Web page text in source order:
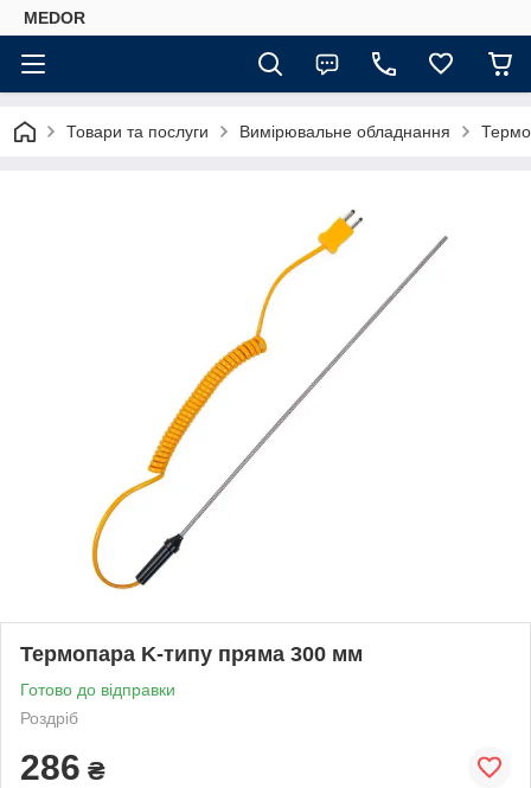
MEDOR
Товари та послуги Вимірювальне обладнання
Термопара K-типу пряма 300 мм
Готово до відправки
Роздріб
286 ₴